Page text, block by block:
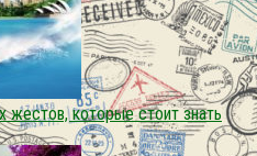
жестов, которые стоит знать